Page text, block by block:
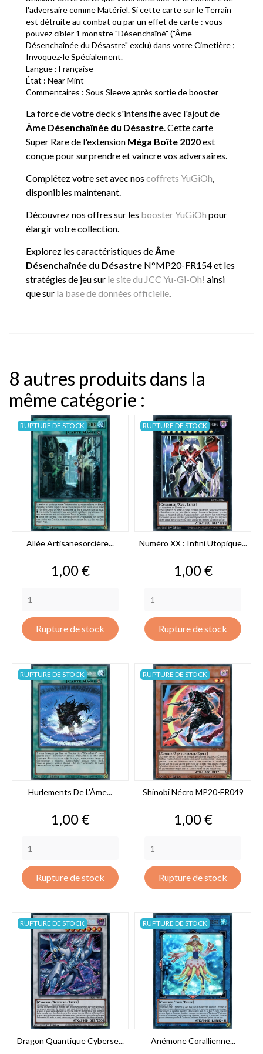
l'adversaire comme Matériel. Si cette carte sur le Terrain
est détruite au combat ou par un effet de carte : vous
pouvez cibler 1 monstre "Désenchaîné" ("Âme
Désenchaînée du Désastre" exclu) dans votre Cimetière ;
Invoquez-le Spécialement.
Langue : Française
État : Near Mint
Commentaires : Sous Sleeve après sortie de booster
La force de votre deck s'intensifie avec l'ajout de
Âme Désenchaînée du Désastre. Cette carte
Super Rare de l'extension Méga Boîte 2020est
conçue pour surprendre et vaincre vos adversaires.
Complétez votre set avec nos coffrets YuGiOh,
disponibles maintenant.
Découvrez nos offres sur les booster YuGiOh pour
élargir votre collection.
Explorez les caractéristiques deÂme
Désenchaînée du Désastre N°MP20-FR154 et les
stratégies de jeu sur le site du JCC Yu-Gi-Oh! ainsi
que sur la base de données officielle.
8 autres produits dans la
même catégorie :
Allée Artisanesorcière...
Prix
1,00 €
Rupture de stock
RUPTURE DE STOCK
Numéro XX : Infini Utopique...
Prix
1,00 €
Rupture de stock
RUPTURE DE STOCK
Hurlements De L'Âme...
Prix
1,00 €
Rupture de stock
RUPTURE DE STOCK
Shinobi Nécro MP20-FR049
Prix
1,00 €
Rupture de stock
RUPTURE DE STOCK
Dragon Quantique Cyberse...
RUPTURE DE STOCK
Anémone Corallienne...
RUPTURE DE STOCK